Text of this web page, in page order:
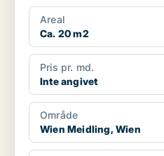
Areal
Ca. 20 m2
Pris pr. md.
Inte angivet
Område
Wien Meidling, Wien